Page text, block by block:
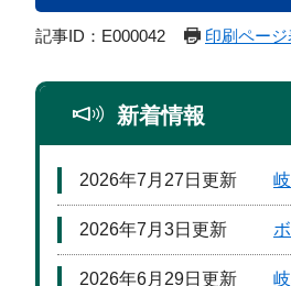
記事ID：E000042 印刷ペー
新着情報
2026年7月27日更新
2026年7月3日更新
2026年6月29日更新